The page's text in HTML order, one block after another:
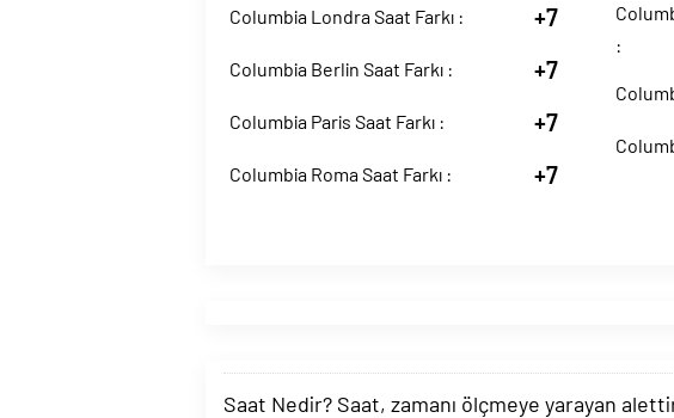
Columbia Londra Saat Farkı : +7
Columbia Berlin Saat Farkı : +7
Columbia Paris Saat Farkı : +7
Columbia Roma Saat Farkı : +7
:
Saat Nedir? Saat, zamanı ölçmeye yarayan